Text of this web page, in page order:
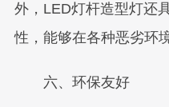
外，LED灯杆造型灯还
性，能够在各种恶劣环
六、环保友好